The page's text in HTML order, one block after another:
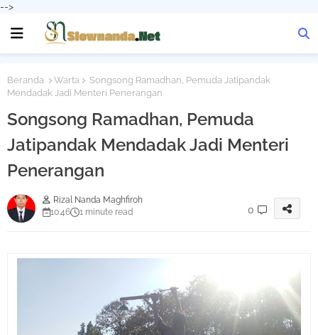
-->
Beranda Warta
Songsong Ramadhan, Pemuda Jatipandak
Mendadak Jadi Menteri Penerangan
Songsong Ramadhan, Pemuda
Jatipandak Mendadak Jadi Menteri
Penerangan
Rizal Nanda Maghfiroh
10.46
1 minute read 0